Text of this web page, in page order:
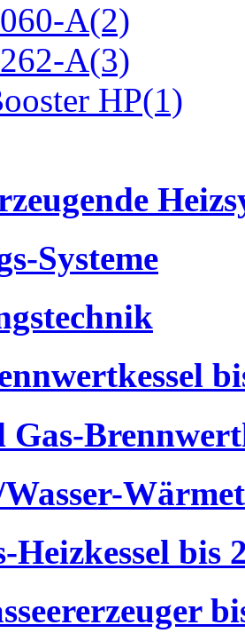
A(2)
A(3)
HP(1)
Systeme
Gas-
Heizkessel bis